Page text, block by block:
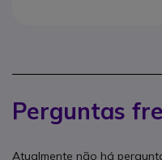
Perguntas
Atualmente não há